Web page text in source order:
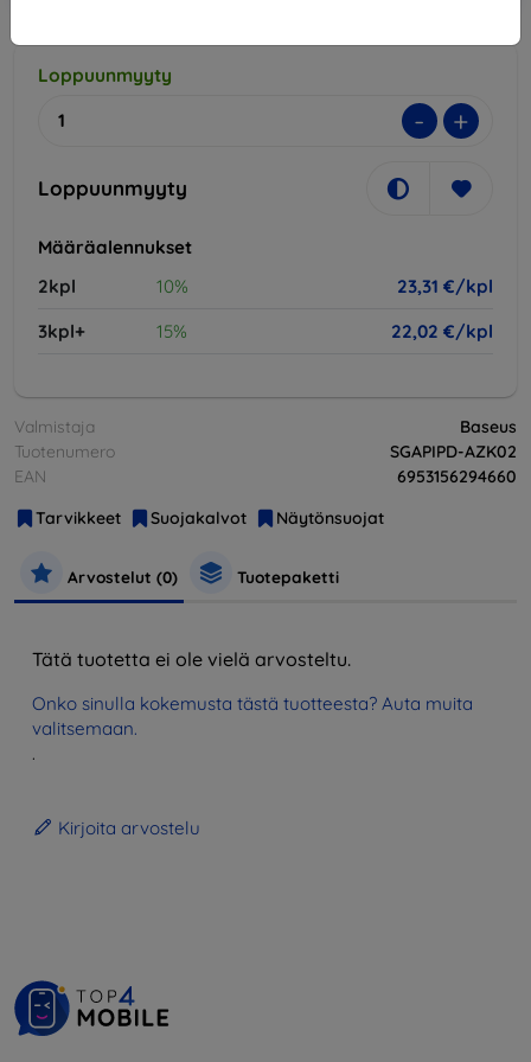
Loppuunmyyty
- +
Loppuunmyyty
Määräalennukset
2kpl
10%
23,31 €/kpl
3kpl+
15% 22,02 €/kpl
Valmistaja
Baseus
Tuotenumero
SGAPIPD-AZK02
EAN
6953156294660
Tarvikkeet
Suojakalvot Näytönsuojat
Arvostelut (0) Tuotepaketti
Tätä tuotetta ei ole vielä arvosteltu.
Onko sinulla kokemusta tästä tuotteesta? Auta muita
valitsemaan.
.
Kirjoita arvostelu